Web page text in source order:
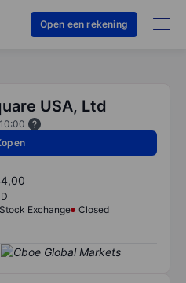
Open een rekening
USA, Ltd
Exchange
Closed